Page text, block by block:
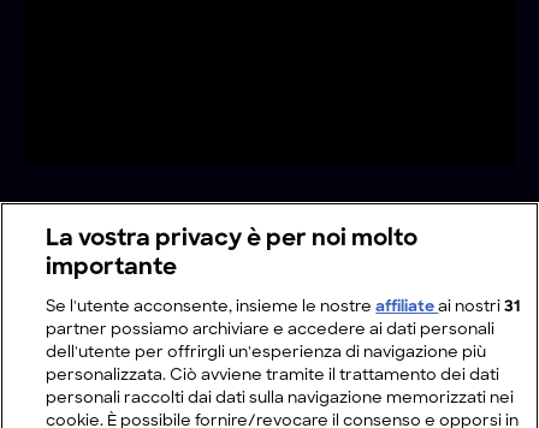
La vostra privacy è per noi molto
importante
Se l'utente acconsente, insieme le nostreaffiliateai nostri31
partner possiamo archiviare e accedere ai dati personali
dell'utente per offrirgli un'esperienza di navigazione più
personalizzata. Ciò avviene tramite il trattamento dei dati
personali raccolti dai dati sulla navigazione memorizzati nei
cookie. È possibile fornire/revocare il consenso e opporsi in